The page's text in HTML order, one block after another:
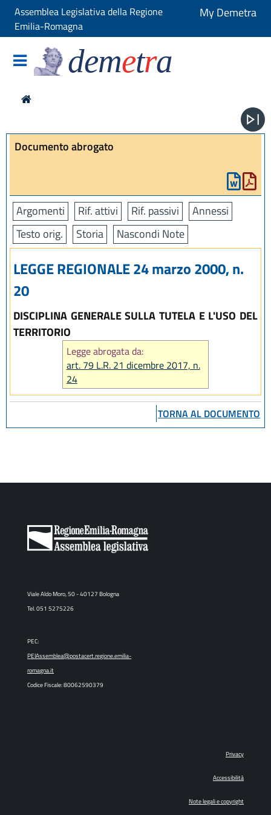
Assemblea Legislativa della Regione
Emilia-Romagna
My Demetra
demetra
Documento abrogato
Argomenti Rif. attivi Rif. passivi
Annessi
Testo orig.
Storia Nascondi Note
LEGGE REGIONALE 24 marzo 2000, n.
20
DISCIPLINA GENERALE SULLA TUTELA E L'USO DEL
TERRITORIO
Legge abrogata da:
art. 79 L.R. 21 dicembre 2017, n.
24
TORNA AL DOCUMENTO
Viale Aldo Moro, 50 - 40127 Bologna
Tel. 051 5275226
PEC:
PEIAssemblea@postacert.regione.emilia-
romagna.it
Codice Fiscale: 80062590379
Privacy
Accessibilità
Note legali e copyright